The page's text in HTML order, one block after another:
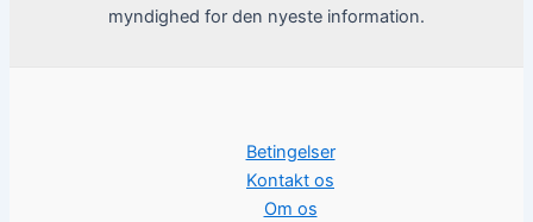
myndighed for den nyeste information.
Betingelser
Kontakt os
Om os